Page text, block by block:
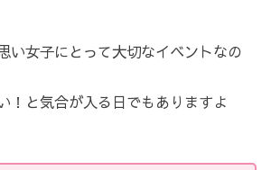
い女子にとって大切なイベントなの
！と気合が入る日でもありますよ